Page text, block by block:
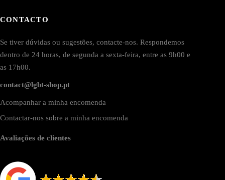
CONTACTO
Se tiver dúvidas ou sugestões, contacte-nos. Respondemos
dentro de 24 horas, de segunda a sexta-feira, entre as 9h00 e
as 17h00.
contact@lgbt-shop.pt
Acompanhar a minha encomenda
Contactar-nos sobre a minha encomenda
Avaliações de clientes